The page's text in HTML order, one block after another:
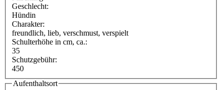
Geschlecht:
Hündin
Charakter:
freundlich, lieb, verschmust, verspielt
Schulterhöhe in cm, ca.:
35
Schutzgebühr:
450
Aufenthaltsort